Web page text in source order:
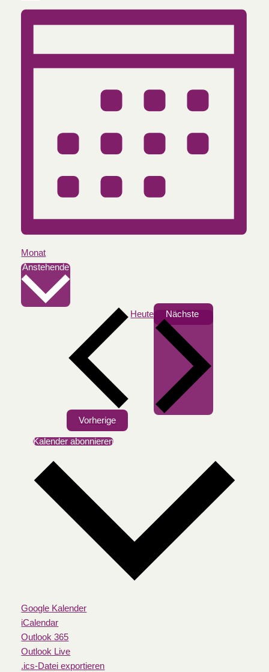
Monat
Anstehende
Vorherige
Heute Nächste
Kalender abonnieren
Google Kalender
iCalendar
Outlook 365
Outlook Live
.ics-Datei exportieren